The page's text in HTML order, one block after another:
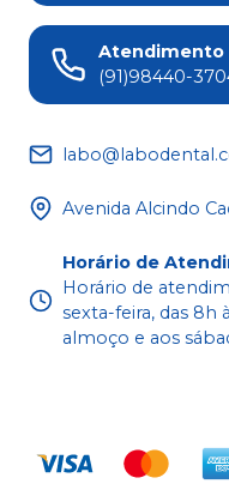
Atendimento
(91)98440-
Avenida Alcindo
Horário de
Horário de
sexta-feira, das 8h
almoço e aos